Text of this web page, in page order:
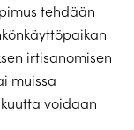
tehdään
irtisanomisen
muissa
voidaan